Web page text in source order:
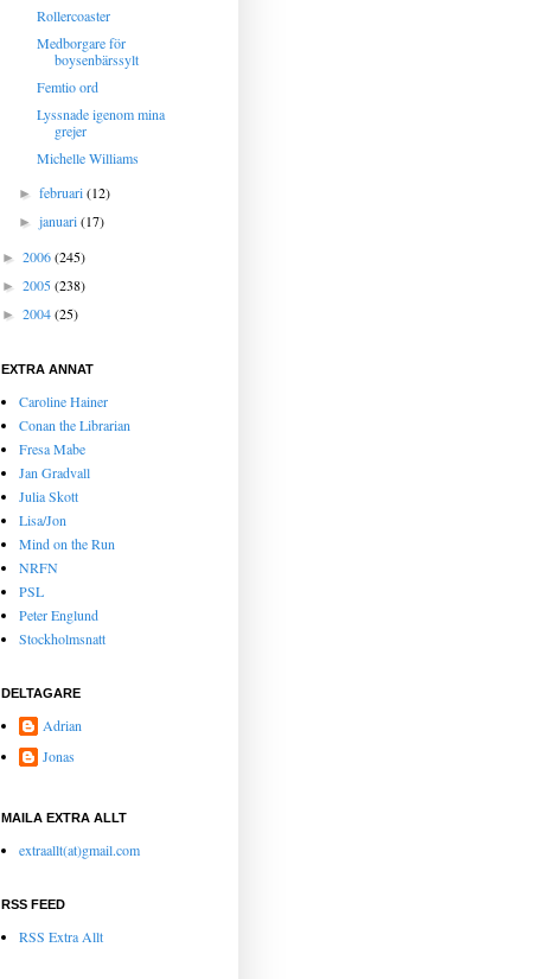
Rollercoaster
Medborgare för
boysenbärssylt
Femtio ord
Lyssnade igenom mina
grejer
Michelle Williams
►februari(12)
►januari(17)
► 2006(245)
► 2005(238)
► 2004(25)
EXTRA ANNAT
Caroline Hainer
Conan the Librarian
Fresa Mabe
Jan Gradvall
Julia Skott
Lisa/Jon
Mind on the Run
NRFN
PSL
Peter Englund
Stockholmsnatt
DELTAGARE
Adrian
Jonas
MAILA EXTRA ALLT
extraallt(at)gmail.com
RSS FEED
RSS Extra Allt